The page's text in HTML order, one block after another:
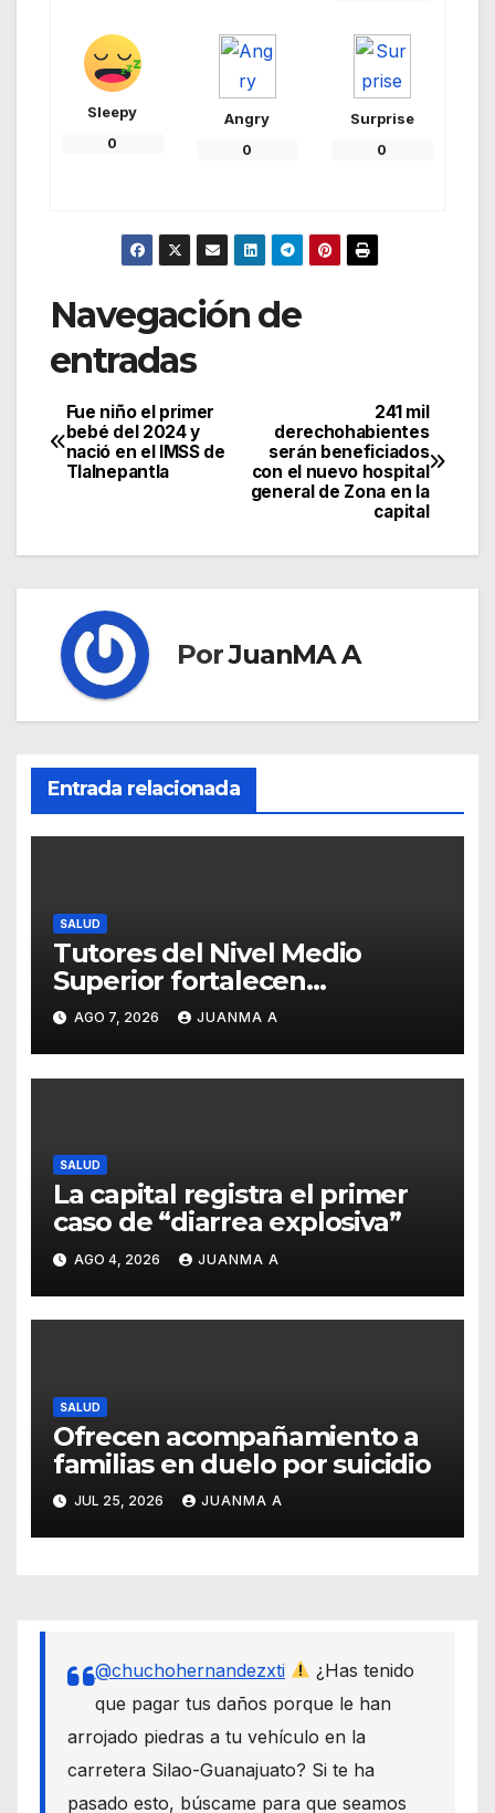
Sleepy
0
Angry
0
Surprise
0
Navegación de
entradas
241 mil
derechohabientes
serán beneficiados
con el nuevo hospital
general de Zona en la
capital
Fue niño el primer
bebé del 2024 y
nació en el IMSS de
Tlalnepantla
PorJuanMA A
Entrada relacionada
SALUD
Tutores del Nivel Medio
Superior fortalecen
estrategias para la
prevención de la violencia en
el noviazgo
AGO 7, 2026 JUANMA A
SALUD
La capital registra el primer
caso de “diarrea explosiva”
AGO 4, 2026 JUANMA A
SALUD
Ofrecen acompañamiento a
familias en duelo por suicidio
JUL 25, 2026 JUANMA A
@chuchohernandezxti
¿Has tenido
que pagar tus daños porque le han
arrojado piedras a tu vehículo en la
carretera Silao-Guanajuato? Si te ha
pasado esto, búscame para que seamos